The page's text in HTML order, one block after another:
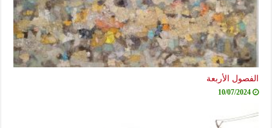
الفصول الأربعة
10/07/2024